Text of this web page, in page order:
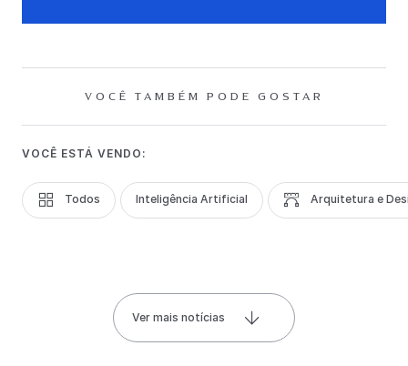
VOCÊ TAMBÉM PODE GOSTAR
VOCÊ ESTÁ VENDO:
Todos Inteligência Artificial Arquitetura e
Ver mais notícias